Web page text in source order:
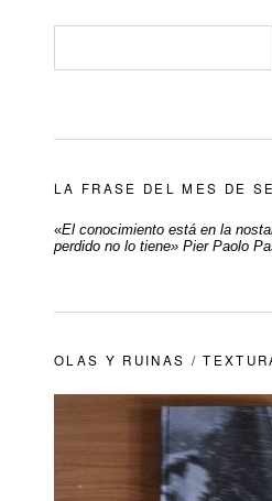
LA FRASE DEL MES DE
«El conocimiento está en la
perdido no lo tiene» Pier Paolo
OLAS Y RUINAS /